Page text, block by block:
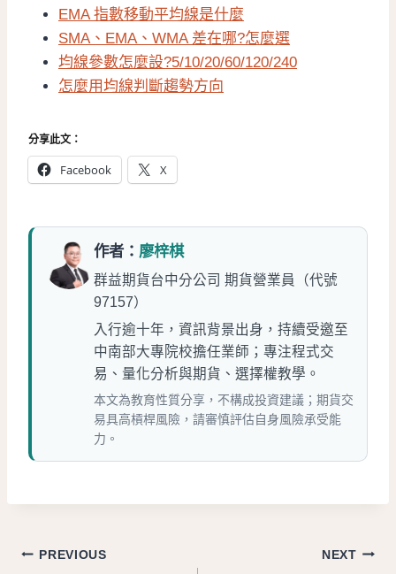
EMA 指數移動平均線是什麼
SMA、EMA、WMA 差在哪?怎麼選
均線參數怎麼設?5/10/20/60/120/240
怎麼用均線判斷趨勢方向
分享此文：
Facebook X
作者： 廖梓棋
群益期貨台中分公司 期貨營業員（代號
97157）
入行逾十年，資訊背景出身，持續受邀至
中南部大專院校擔任業師；專注程式交
易、量化分析與期貨、選擇權教學。
本文為教育性質分享，不構成投資建議；期貨交
易具高槓桿風險，請審慎評估自身風險承受能
力。
文PREVIOUS NEXT